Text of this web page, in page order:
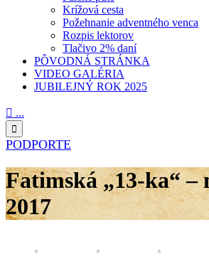
Krížová cesta
Požehnanie adventného venca
Rozpis lektorov
Tlačivo 2% daní
PÔVODNÁ STRÁNKA
VIDEO GALÉRIA
JUBILEJNÝ ROK 2025
 ...

PODPORTE
Fatimská „13-ka“ –
2017